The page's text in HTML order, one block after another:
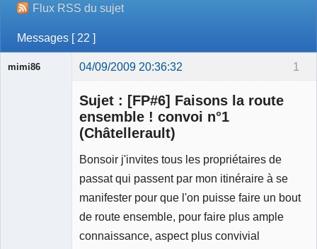
Flux RSS du sujet
Messages [ 22 ]
1
mimi86 04/09/2009 20:36:32
Sujet : [FP#6] Faisons la route
ensemble ! convoi n°1
(Châtellerault)
Bonsoir j'invites tous les propriétaires de
passat qui passent par mon itinéraire à se
manifester pour que l'on puisse faire un bout
de route ensemble, pour faire plus ample
connaissance, aspect plus convivial